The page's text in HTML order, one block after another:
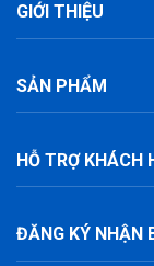
GIỚI THIỆU
SẢN PHẨM
HỖ TRỢ KHÁCH
ĐĂNG KÝ NHẬN